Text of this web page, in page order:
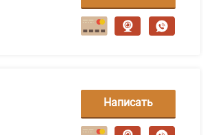
сообщение
Написать
сообщение